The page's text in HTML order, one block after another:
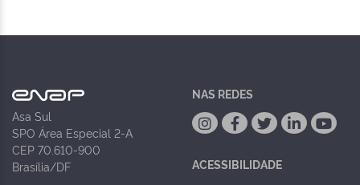
Asa Sul
SPO Área Especial 2-A
CEP 70.610-900
Brasília/DF
NAS REDES
ACESSIBILIDADE